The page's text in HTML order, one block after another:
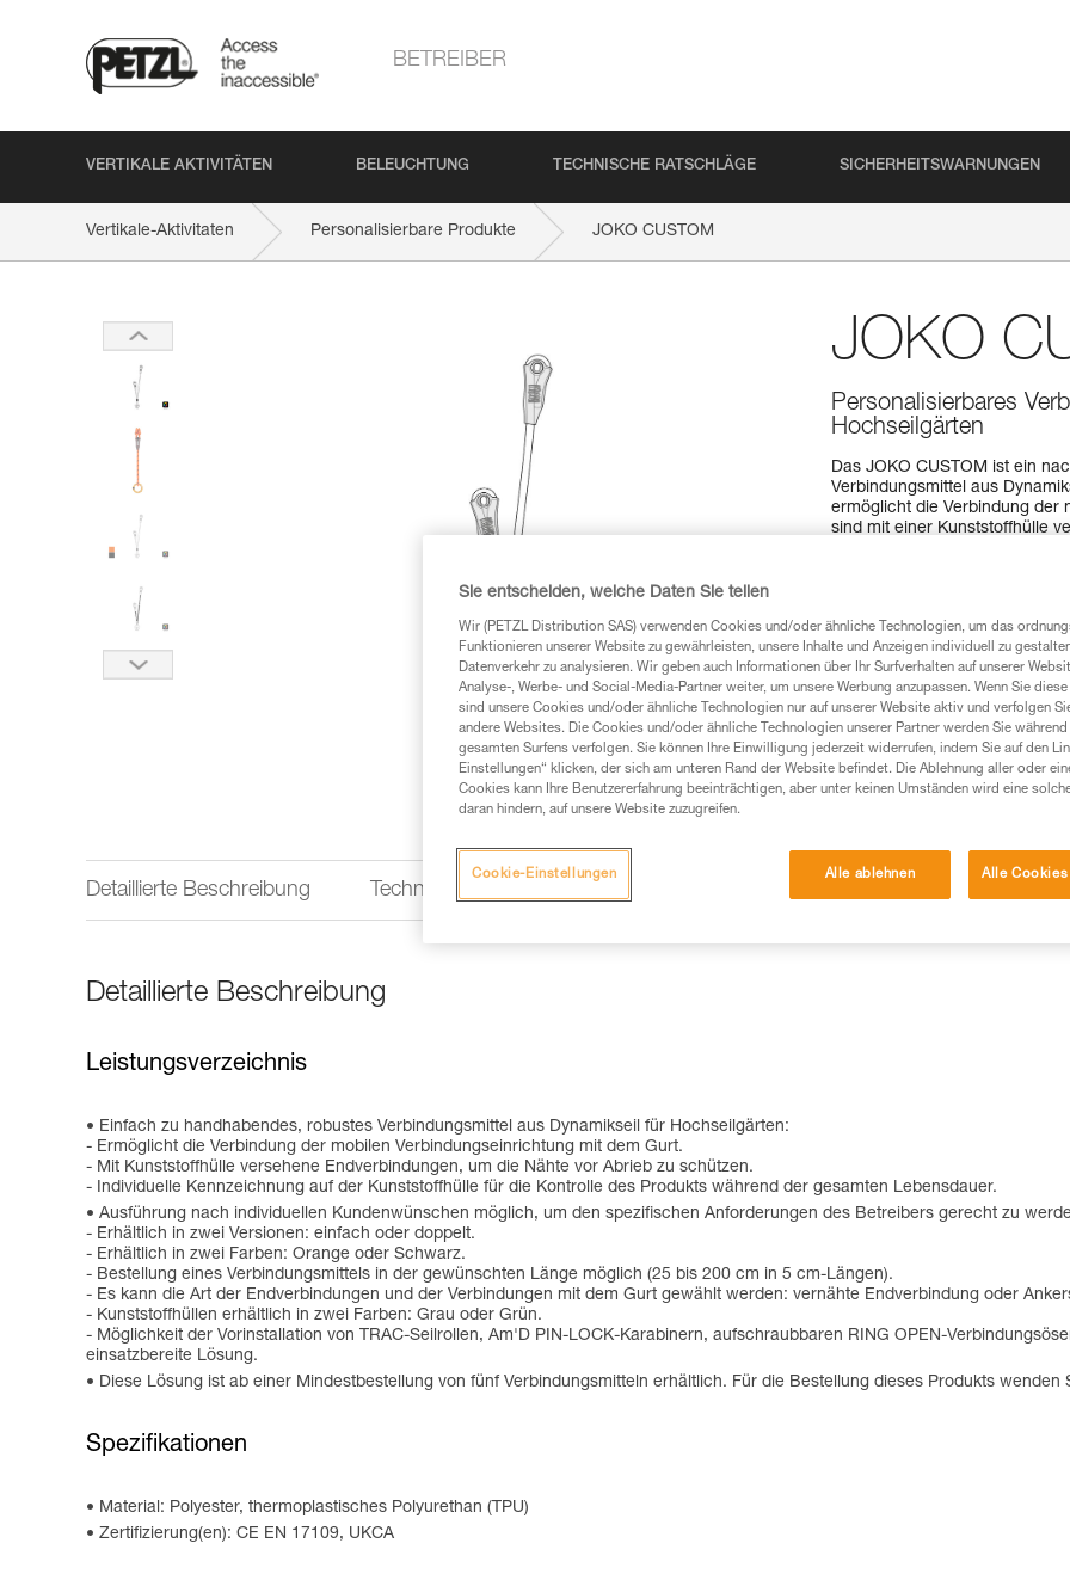
BETREIBER
VERTIKALE AKTIVITÄTEN BELEUCHTUNG TECHNISCHE RATSCHLÄGE SICHERHEITSWARNUNGEN
Vertikale-Aktivitaten Personalisierbare Produkte JOKO CUSTOM
JOKO
Personalisierbares
Hochseilgärten
Das JOKO CUSTOM ist ein
Verbindungsmittel aus
ermöglicht die Verbindung der
sind mit einer Kunststoffhülle
Service bietet die Ausführung
die Version (einfach oder
gewählt werden. Außerdem
Einen Händler finden
Detaillierte Beschreibung Technische Informationen
Detaillierte Beschreibung
Leistungsverzeichnis
Einfach zu handhabendes, robustes Verbindungsmittel aus Dynamikseil für Hochseilgärten:
- Ermöglicht die Verbindung der mobilen Verbindungseinrichtung mit dem Gurt.
- Mit Kunststoffhülle versehene Endverbindungen, um die Nähte vor Abrieb zu schützen.
- Individuelle Kennzeichnung auf der Kunststoffhülle für die Kontrolle des Produkts während der gesamten Lebensdauer.
Ausführung nach individuellen Kundenwünschen möglich, um den spezifischen Anforderungen des Betreibers gerecht zu
- Erhältlich in zwei Versionen: einfach oder doppelt.
- Erhältlich in zwei Farben: Orange oder Schwarz.
- Bestellung eines Verbindungsmittels in der gewünschten Länge möglich (25 bis 200 cm in 5 cm-Längen).
- Es kann die Art der Endverbindungen und der Verbindungen mit dem Gurt gewählt werden: vernähte Endverbindung oder
- Kunststoffhüllen erhältlich in zwei Farben: Grau oder Grün.
- Möglichkeit der Vorinstallation von TRAC-Seilrollen, Am'D PIN-LOCK-Karabinern, aufschraubbaren RING OPEN-
einsatzbereite Lösung.
Diese Lösung ist ab einer Mindestbestellung von fünf Verbindungsmitteln erhältlich. Für die Bestellung dieses Produkts
Spezifikationen
Material: Polyester, thermoplastisches Polyurethan (TPU)
Zertifizierung(en): CE EN 17109, UKCA
Sie entscheiden, welche Daten Sie teilen
Wir (PETZL Distribution SAS) verwenden Cookies und/oder ähnliche Technologien, um das
Funktionieren unserer Website zu gewährleisten, unsere Inhalte und Anzeigen individuell zu
Datenverkehr zu analysieren. Wir geben auch Informationen über Ihr Surfverhalten auf unserer
Analyse-, Werbe- und Social-Media-Partner weiter, um unsere Werbung anzupassen. Wenn Sie
sind unsere Cookies und/oder ähnliche Technologien nur auf unserer Website aktiv und verfolgen
andere Websites. Die Cookies und/oder ähnliche Technologien unserer Partner werden Sie während
gesamten Surfens verfolgen. Sie können Ihre Einwilligung jederzeit widerrufen, indem Sie auf den
Einstellungen“ klicken, der sich am unteren Rand der Website befindet. Die Ablehnung aller oder
Cookies kann Ihre Benutzererfahrung beeinträchtigen, aber unter keinen Umständen wird eine
daran hindern, auf unsere Website zuzugreifen.
Alle ablehnen Alle Cookies
Cookie-Einstellungen